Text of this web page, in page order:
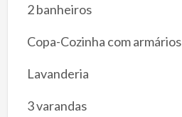
2 banheiros
Copa-Cozinha com armários
Lavanderia
3 varandas